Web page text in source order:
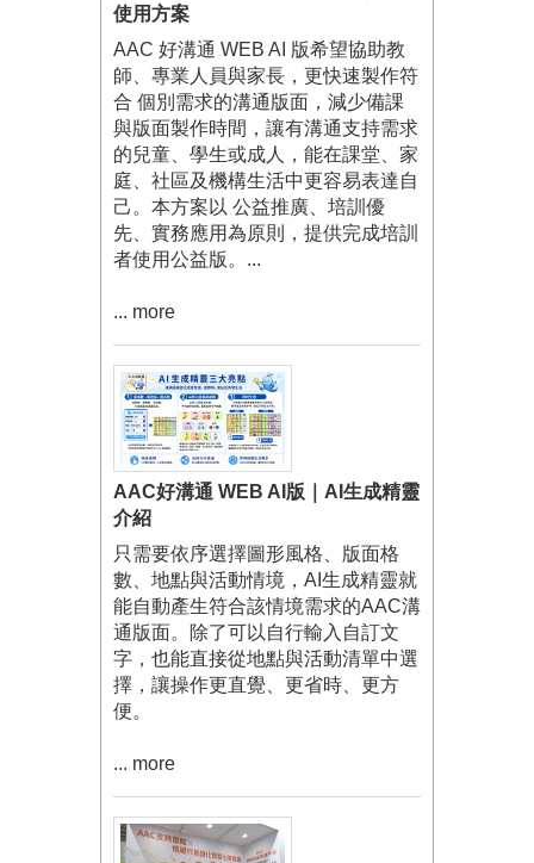
使用方案
AAC 好溝通 WEB AI 版希望協助教
師、專業人員與家長，更快速製作符
合 個別需求的溝通版面，減少備課
與版面製作時間，讓有溝通支持需求
的兒童、學生或成人，能在課堂、家
庭、社區及機構生活中更容易表達自
己。本方案以 公益推廣、培訓優
先、實務應用為原則，提供完成培訓
者使用公益版。...
... more
AAC好溝通 WEB AI版｜AI生成精靈
介紹
只需要依序選擇圖形風格、版面格
數、地點與活動情境，AI生成精靈就
能自動產生符合該情境需求的AAC溝
通版面。除了可以自行輸入自訂文
字，也能直接從地點與活動清單中選
擇，讓操作更直覺、更省時、更方
便。
... more